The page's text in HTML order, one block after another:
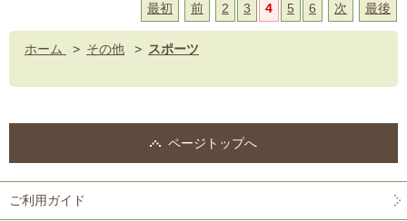
最初
前 2 3 4 5 6 次 最後
ホーム > その他 > スポーツ
ページトップへ
ご利用ガイド